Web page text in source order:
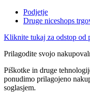
Podjetje
Druge niceshops
Kliknite tukaj za odstop od
Prilagodite svojo
Piškotke in druge
ponudimo prilagojeno
soglasjem.